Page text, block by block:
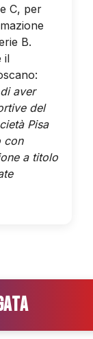
C, per
B.
il
aver
del
Pisa
con
a titolo